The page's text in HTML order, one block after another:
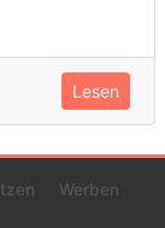
Lesen
Werben